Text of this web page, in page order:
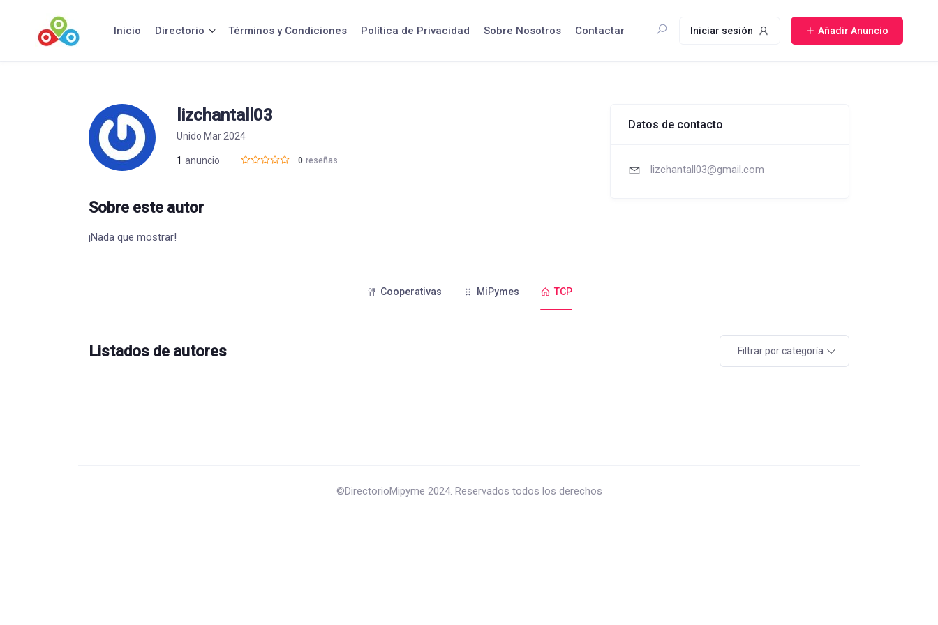
contenido
Inicio Directorio Términos y Condiciones Política de Privacidad Sobre Nosotros Contactar Iniciar sesión Añadir Anuncio
lizchantall03
Unido Mar 2024
1 anuncio 0 reseñas
Sobre este autor
¡Nada que mostrar!
Datos de contacto
lizchantall03@gmail.com
Cooperativas MiPymes TCP
Listados de autores Filtrar por categoría
©DirectorioMipyme 2024. Reservados todos los derechos